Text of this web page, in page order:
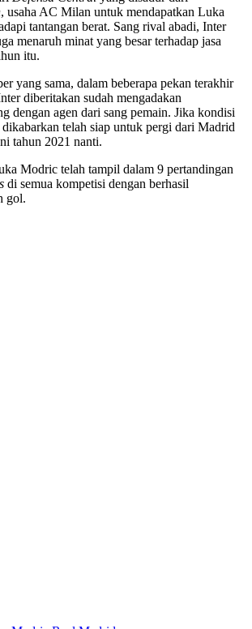
, usaha AC Milan untuk mendapatkan Luka
tantangan berat. Sang rival abadi, Inter
menaruh minat yang besar terhadap jasa
itu.
yang sama, dalam beberapa pekan terakhir
diberitakan sudah mengadakan
dengan agen dari sang pemain. Jika kondisi
telah siap untuk pergi dari Madrid
tahun 2021 nanti.
Modric telah tampil dalam 9 pertandingan
di semua kompetisi dengan berhasil
gol.